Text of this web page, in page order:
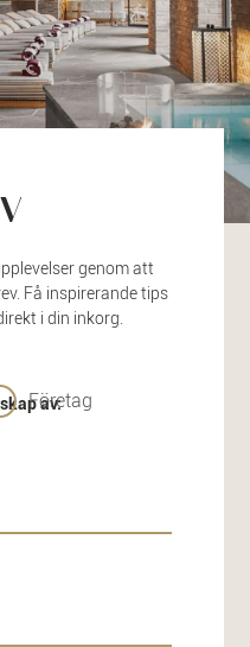
genom att
Få inspirerande tips
i din inkorg.
av:
Företag